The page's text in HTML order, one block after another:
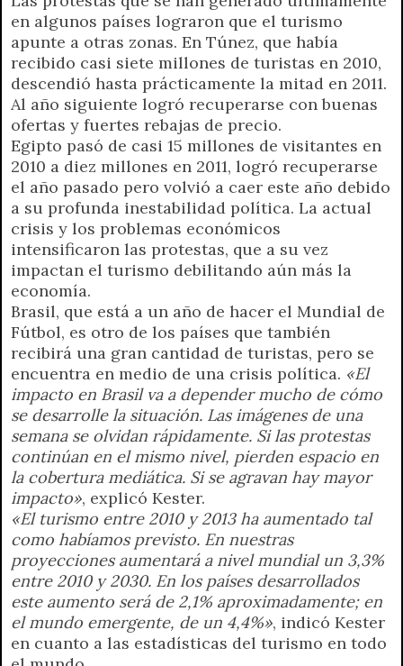
en algunos países lograron que el turismo
apunte a otras zonas. En Túnez, que había
recibido casi siete millones de turistas en 2010,
descendió hasta prácticamente la mitad en 2011.
Al año siguiente logró recuperarse con buenas
ofertas y fuertes rebajas de precio.
Egipto pasó de casi 15 millones de visitantes en
2010 a diez millones en 2011, logró recuperarse
el año pasado pero volvió a caer este año debido
a su profunda inestabilidad política. La actual
crisis y los problemas económicos
intensificaron las protestas, que a su vez
impactan el turismo debilitando aún más la
economía.
Brasil, que está a un año de hacer el Mundial de
Fútbol, es otro de los países que también
recibirá una gran cantidad de turistas, pero se
encuentra en medio de una crisis política. «El
impacto en Brasil va a depender mucho de cómo
se desarrolle la situación. Las imágenes de una
semana se olvidan rápidamente. Si las protestas
continúan en el mismo nivel, pierden espacio en
la cobertura mediática. Si se agravan hay mayor
impacto», explicó Kester.
«El turismo entre 2010 y 2013 ha aumentado tal
como habíamos previsto. En nuestras
proyecciones aumentará a nivel mundial un 3,3%
entre 2010 y 2030. En los países desarrollados
este aumento será de 2,1% aproximadamente; en
el mundo emergente, de un 4,4%», indicó Kester
en cuanto a las estadísticas del turismo en todo